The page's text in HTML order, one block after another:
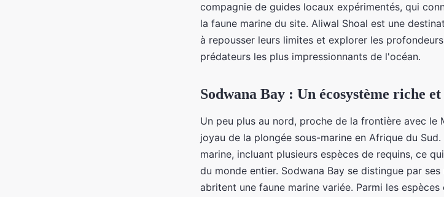
compagnie de guides locaux expérimentés, qui
la faune marine du site. Aliwal Shoal est une
à repousser leurs limites et explorer les
prédateurs les plus impressionnants de l'océan.
Sodwana Bay : Un écosystème riche
Un peu plus au nord, proche de la frontière avec le
joyau de la plongée sous-marine en Afrique du
marine, incluant plusieurs espèces de requins, ce
du monde entier. Sodwana Bay se distingue par ses
abritent une faune marine variée. Parmi les